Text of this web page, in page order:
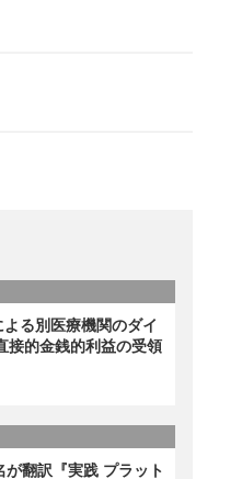
る別医療機関のダイ
接的金銭的利益の受領
翻訳『実践 プラット